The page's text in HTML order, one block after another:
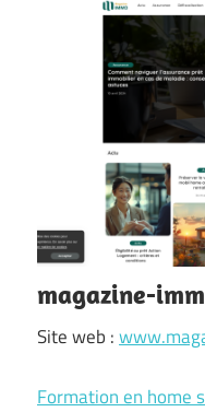
magazine-
Site web :
Formation en home